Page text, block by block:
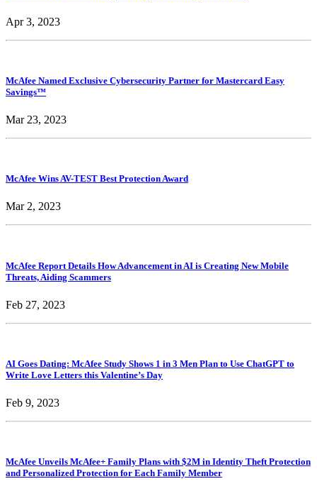
Apr 3, 2023
McAfee Named Exclusive Cybersecurity Partner for Mastercard Easy
Savings™
Mar 23, 2023
McAfee Wins AV-TEST Best Protection Award
Mar 2, 2023
McAfee Report Details How Advancement in AI is Creating New Mobile
Threats, Aiding Scammers
Feb 27, 2023
AI Goes Dating: McAfee Study Shows 1 in 3 Men Plan to Use ChatGPT to
Write Love Letters this Valentine’s Day
Feb 9, 2023
McAfee Unveils McAfee+ Family Plans with $2M in Identity Theft Protection
and Personalized Protection for Each Family Member